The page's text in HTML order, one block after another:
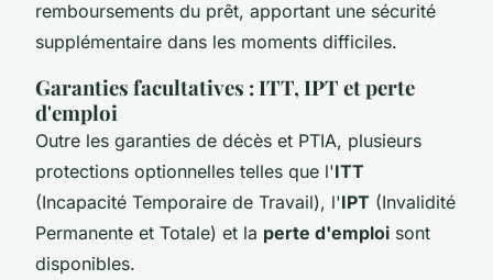
remboursements du prêt, apportant une sécurité
supplémentaire dans les moments difficiles.
Garanties facultatives : ITT, IPT et perte
d'emploi
Outre les garanties de décès et PTIA, plusieurs
protections optionnelles telles que l'ITT
(Incapacité Temporaire de Travail), l'IPT (Invalidité
Permanente et Totale) et la perte d'emploi sont
disponibles.